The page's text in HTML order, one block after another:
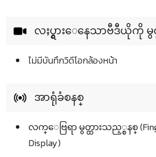
လႈပ္ရွားေနေသာဗီဒီယိုကို မွ
ไม่มีบันทึกวิดีโอกล้องหน้า
အာရုံခံစနစ္
လက္ေဗြရာ မွတ္ထားသည့္စနစ္
Display)